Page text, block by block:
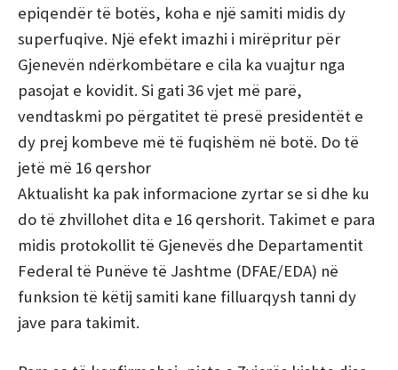
epiqendër të botës, koha e një samiti midis dy
superfuqive. Një efekt imazhi i mirëpritur për
Gjenevën ndërkombëtare e cila ka vuajtur nga
pasojat e kovidit. Si gati 36 vjet më parë,
vendtaskmi po përgatitet të presë presidentët e
dy prej kombeve më të fuqishëm në botë. Do të
jetë më 16 qershor
Aktualisht ka pak informacione zyrtar se si dhe ku
do të zhvillohet dita e 16 qershorit. Takimet e para
midis protokollit të Gjenevës dhe Departamentit
Federal të Punëve të Jashtme (DFAE/EDA) në
funksion të këtij samiti kane filluarqysh tanni dy
jave para takimit.